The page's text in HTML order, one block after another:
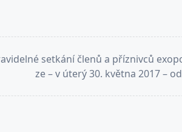
setkání členů a příznivců
ze – v úterý 30. května 2017 –